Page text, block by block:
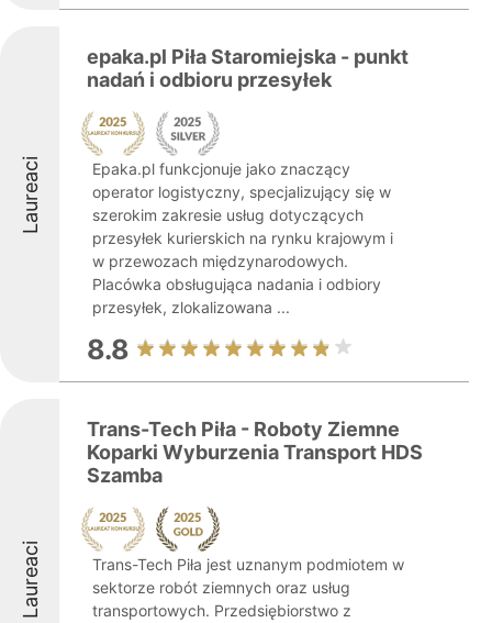
Laureaci
epaka.pl Piła Staromiejska - punkt
nadań i odbioru przesyłek
Epaka.pl funkcjonuje jako znaczący
operator logistyczny, specjalizujący się w
szerokim zakresie usług dotyczących
przesyłek kurierskich na rynku krajowym i
w przewozach międzynarodowych.
Placówka obsługująca nadania i odbiory
przesyłek, zlokalizowana ...
8.8
Laureaci
Trans-Tech Piła - Roboty Ziemne
Koparki Wyburzenia Transport HDS
Szamba
Trans-Tech Piła jest uznanym podmiotem w
sektorze robót ziemnych oraz usług
transportowych. Przedsiębiorstwo z